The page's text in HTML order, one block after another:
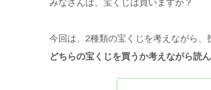
みなさんは、宝くじは買いますか？
今回は、2種類の宝くじを考えながら、
どちらの宝くじを買うか考えながら読